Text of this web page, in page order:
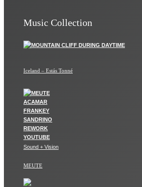
Music Collection
Iceland – Estás Tonné
Sound + Vision
MEUTE